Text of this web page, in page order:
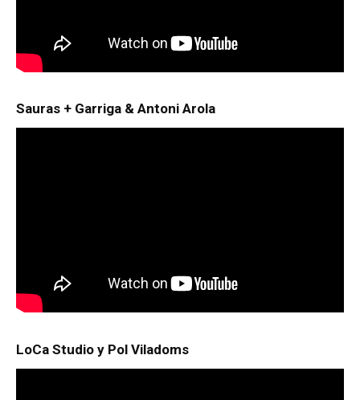
Sauras + Garriga & Antoni Arola
LoCa Studio y Pol Viladoms